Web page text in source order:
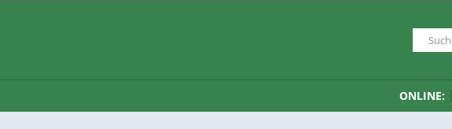
ONLINE: